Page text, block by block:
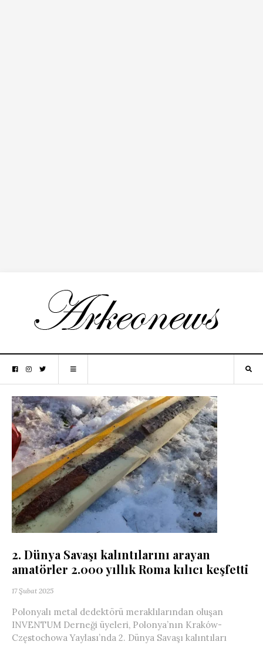
2. Dünya Savaşı kalıntılarını arayan
amatörler 2.000 yıllık Roma kılıcı keşfetti
17 Şubat 2025
Polonyalı metal dedektörü meraklılarından oluşan
INVENTUM Derneği üyeleri, Polonya’nın Kraków-
Częstochowa Yaylası’nda 2. Dünya Savaşı kalıntıları